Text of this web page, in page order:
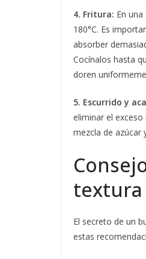
4. Fritura: En
180°C. Es
absorber
Cocínalos hasta
doren
5. Escurrido y
eliminar el
mezcla de azúcar
El secreto de un
estas